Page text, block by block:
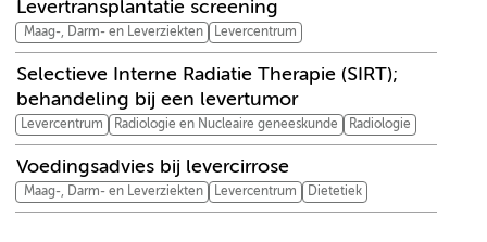
Levertransplantatie screening
Maag-, Darm- en Leverziekten Levercentrum
Selectieve Interne Radiatie Therapie (SIRT);
behandeling bij een levertumor
Levercentrum Radiologie en Nucleaire geneeskunde Radiologie
Voedingsadvies bij levercirrose
Maag-, Darm- en Leverziekten Levercentrum Dietetiek